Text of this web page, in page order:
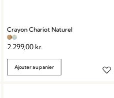
Crayon Chariot Naturel
2.299,00 kr.
Ajouter au panier